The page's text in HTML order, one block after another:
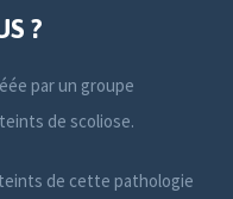
?
par un groupe
de scoliose.
de cette pathologie